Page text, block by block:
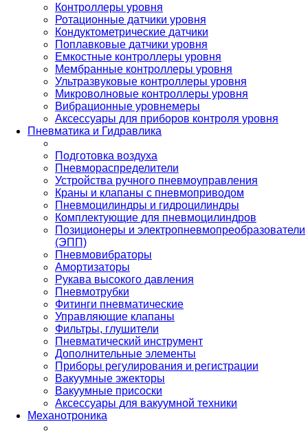
Контроллеры уровня
Ротационные датчики уровня
Кондуктометрические датчики
Поплавковые датчики уровня
Емкостные контроллеры уровня
Мембранные контроллеры уровня
Ультразвуковые контроллеры уровня
Микроволновые контроллеры уровня
Вибрационные уровнемеры
Аксессуары для приборов контроля уровня
Пневматика и Гидравлика
Подготовка воздуха
Пневмораспределители
Устройства ручного пневмоуправления
Краны и клапаны с пневмоприводом
Пневмоцилиндры и гидроцилиндры
Комплектующие для пневмоцилиндров
Позиционеры и электропневмопреобразователи
(ЭПП)
Пневмовибраторы
Амортизаторы
Рукава высокого давления
Пневмотрубки
Фитинги пневматические
Управляющие клапаны
Фильтры, глушители
Пневматический инструмент
Дополнительные элементы
Приборы регулирования и регистрации
Вакуумные эжекторы
Вакуумные присоски
Аксессуары для вакуумной техники
Механотроника